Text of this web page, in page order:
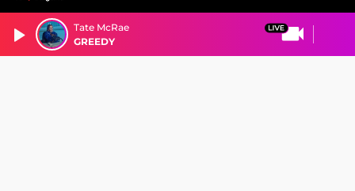
Tate McRae
GREEDY